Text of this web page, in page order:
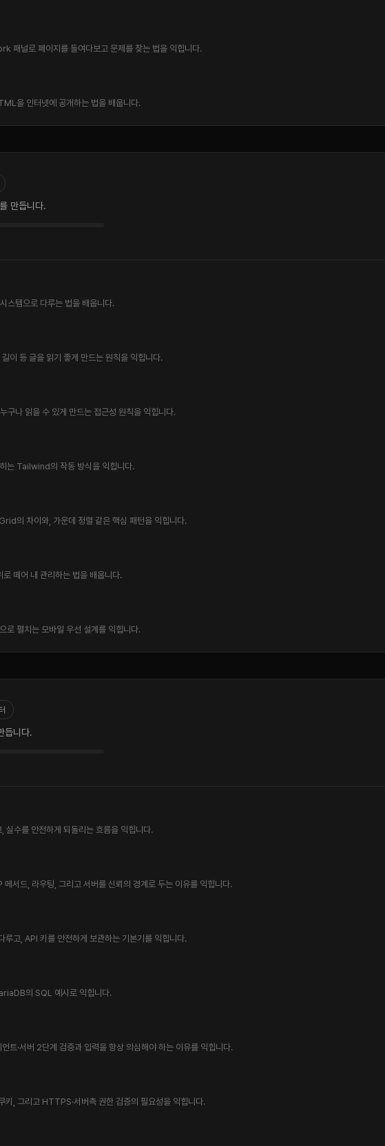
널로 페이지를 들여다보고 문제를 찾는 법을 익힙니다.
인터넷에 공개하는 법을 배웁니다.
만듭니다.
스템으로 다루는 법을 배웁니다.
이 등 글을 읽기 좋게 만드는 원칙을 익힙니다.
나 읽을 수 있게 만드는 접근성 원칙을 익힙니다.
는 Tailwind의 작동 방식을 익힙니다.
의 차이와, 가운데 정렬 같은 핵심 패턴을 익힙니다.
떼어 내 관리하는 법을 배웁니다.
로 펼치는 모바일 우선 설계를 익힙니다.
듭니다.
수를 안전하게 되돌리는 흐름을 익힙니다.
서드, 라우팅, 그리고 서버를 신뢰의 경계로 두는 이유를 익힙니다.
고, API 키를 안전하게 보관하는 기본기를 익힙니다.
의 SQL 예시로 익힙니다.
·서버 2단계 검증과 입력을 항상 의심해야 하는 이유를 익힙니다.
키, 그리고 HTTPS·서버측 권한 검증의 필요성을 익힙니다.